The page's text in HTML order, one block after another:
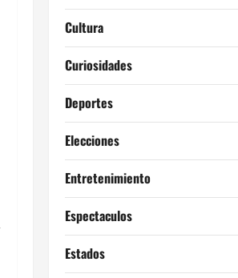
Cultura
Curiosidades
Deportes
Elecciones
Entretenimiento
Espectaculos
Estados